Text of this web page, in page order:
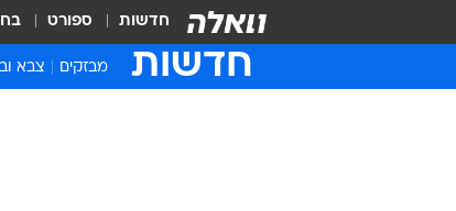
חדשות ספורט
חדשות מבזקים צבא